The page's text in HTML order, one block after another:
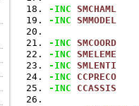
-INC SMCHAML
-INC SMMODEL
-INC SMCOORD
-INC SMELEME
-INC SMLENTI
-INC
CCPRECO
-INC
CCASSIS